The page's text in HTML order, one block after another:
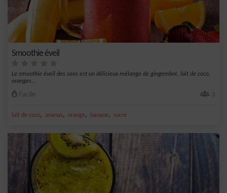
Smoothie éveil
Le smoothie éveil des sens est un délicieux mélange de gingembre, lait de coco,
oranges...
Facile 3
lait de coco, ananas, orange, banane, sucre